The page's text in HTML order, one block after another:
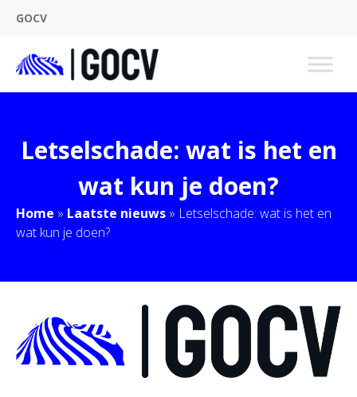
GOCV
Letselschade: wat is het en
wat kun je doen?
Home » Laatste nieuws » Letselschade: wat is het en
wat kun je doen?